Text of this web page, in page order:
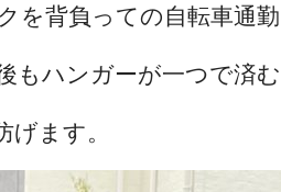
背負っての自転車通勤
ハンガーが一つで済む
ます。